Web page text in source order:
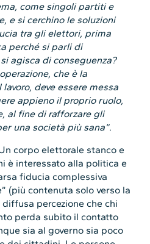
come singoli partiti e
e si cerchino le soluzioni
tra gli elettori, prima
perché si parli di
agisca di conseguenza?
che è la
deve essere messa
appieno il proprio ruolo,
al fine di rafforzare gli
una società più sana”.
corpo elettorale stanco e
è interessato alla politica e
fiducia complessiva
(più contenuta solo verso la
percezione che chi
perda subito il contatto
sia al governo sia poco